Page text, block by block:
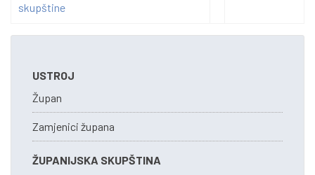
skupštine
USTROJ
Župan
Zamjenici župana
ŽUPANIJSKA SKUPŠTINA